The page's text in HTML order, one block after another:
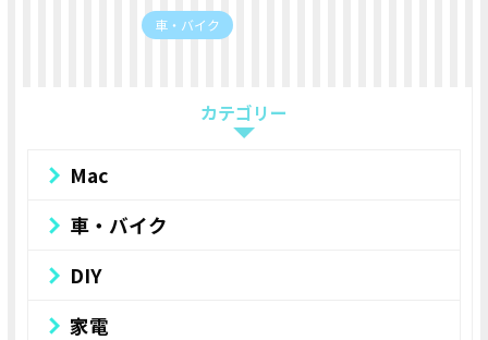
車・バイク
カテゴリー
Mac
車・バイク
DIY
家電